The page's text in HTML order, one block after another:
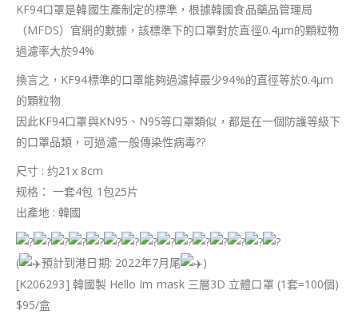
KF94口罩是韓國生產制定的標準，根據韓國食品藥品管理局
（MFDS）官網的數據，該標準下的口罩對於直徑0.4μm的顆粒物
過濾率大於94%
換言之，KF94標準的口罩能夠過濾掉最少94%的直徑等於0.4μm
的顆粒物
因此KF94口罩與KN95、N95等口罩類似，都是在一個防護等級下
的口罩品類，可過濾一般傳染性病毒??
尺寸 : 约21x 8cm
规格： 一套4包 1包25片
出產地 : 韓國
( 預計到港日期: 2022年7月尾
)
[K206293] 韓國製 Hello Im mask 三層3D 立體口罩 (1套=100個)
$95/盒